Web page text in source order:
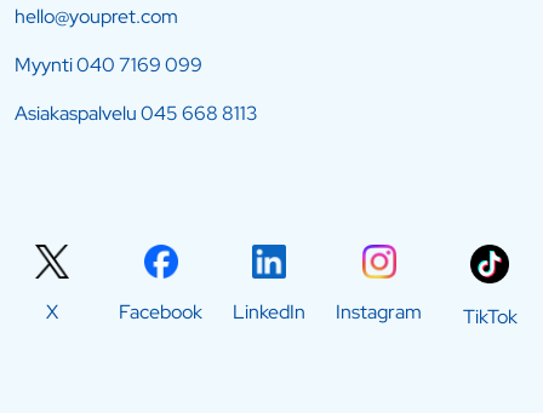
hello@youpret.com
Myynti040 7169 099
Asiakaspalvelu045 668 8113
X Facebook LinkedIn Instagram TikTok